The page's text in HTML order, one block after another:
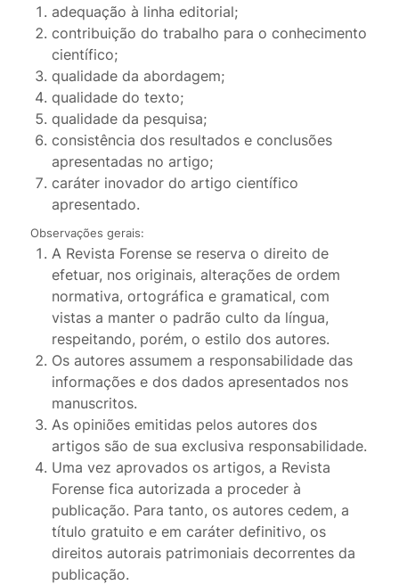
adequação à linha editorial;
contribuição do trabalho para o conhecimento
científico;
qualidade da abordagem;
qualidade do texto;
qualidade da pesquisa;
consistência dos resultados e conclusões
apresentadas no artigo;
caráter inovador do artigo científico
apresentado.
Observações gerais:
A Revista Forense se reserva o direito de
efetuar, nos originais, alterações de ordem
normativa, ortográfica e gramatical, com
vistas a manter o padrão culto da língua,
respeitando, porém, o estilo dos autores.
Os autores assumem a responsabilidade das
informações e dos dados apresentados nos
manuscritos.
As opiniões emitidas pelos autores dos
artigos são de sua exclusiva responsabilidade.
Uma vez aprovados os artigos, a Revista
Forense fica autorizada a proceder à
publicação. Para tanto, os autores cedem, a
título gratuito e em caráter definitivo, os
direitos autorais patrimoniais decorrentes da
publicação.